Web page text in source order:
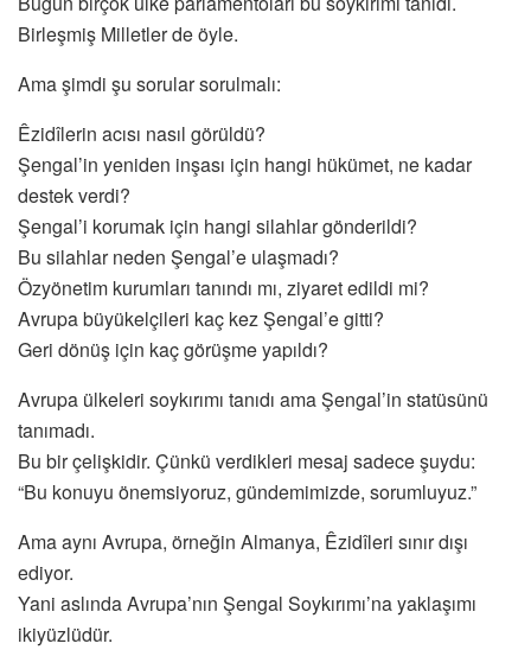
Birleşmiş Milletler de öyle.
Ama şimdi şu sorular sorulmalı:
Êzidîlerin acısı nasıl görüldü?
Şengal’in yeniden inşası için hangi hükümet, ne kadar
destek verdi?
Şengal’i korumak için hangi silahlar gönderildi?
Bu silahlar neden Şengal’e ulaşmadı?
Özyönetim kurumları tanındı mı, ziyaret edildi mi?
Avrupa büyükelçileri kaç kez Şengal’e gitti?
Geri dönüş için kaç görüşme yapıldı?
Avrupa ülkeleri soykırımı tanıdı ama Şengal’in statüsünü
tanımadı.
Bu bir çelişkidir. Çünkü verdikleri mesaj sadece şuydu:
“Bu konuyu önemsiyoruz, gündemimizde, sorumluyuz.”
Ama aynı Avrupa, örneğin Almanya, Êzidîleri sınır dışı
ediyor.
Yani aslında Avrupa’nın Şengal Soykırımı’na yaklaşımı
ikiyüzlüdür.